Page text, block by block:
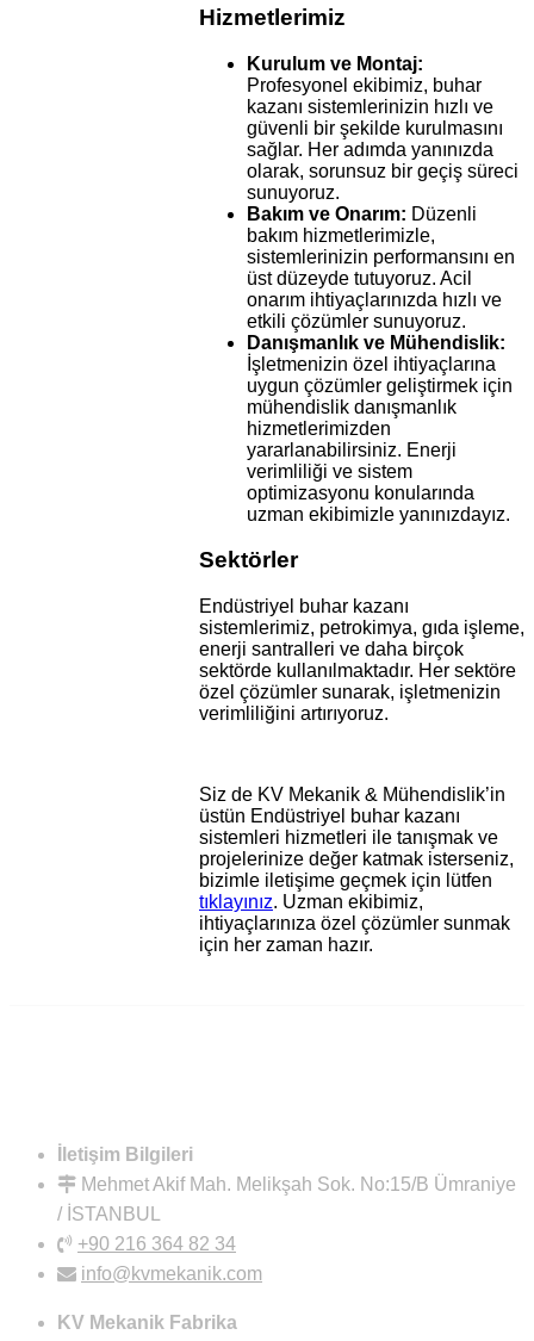
Hizmetlerimiz
Kurulum ve Montaj:
Profesyonel ekibimiz, buhar
kazanı sistemlerinizin hızlı ve
güvenli bir şekilde kurulmasını
sağlar. Her adımda yanınızda
olarak, sorunsuz bir geçiş süreci
sunuyoruz.
Bakım ve Onarım: Düzenli
bakım hizmetlerimizle,
sistemlerinizin performansını en
üst düzeyde tutuyoruz. Acil
onarım ihtiyaçlarınızda hızlı ve
etkili çözümler sunuyoruz.
Danışmanlık ve Mühendislik:
İşletmenizin özel ihtiyaçlarına
uygun çözümler geliştirmek için
mühendislik danışmanlık
hizmetlerimizden
yararlanabilirsiniz. Enerji
verimliliği ve sistem
optimizasyonu konularında
uzman ekibimizle yanınızdayız.
Sektörler
Endüstriyel buhar kazanı
sistemlerimiz, petrokimya, gıda işleme,
enerji santralleri ve daha birçok
sektörde kullanılmaktadır. Her sektöre
özel çözümler sunarak, işletmenizin
verimliliğini artırıyoruz.
Siz de KV Mekanik & Mühendislik’in
üstün Endüstriyel buhar kazanı
sistemleri hizmetleri ile tanışmak ve
projelerinize değer katmak isterseniz,
bizimle iletişime geçmek için lütfen
tıklayınız. Uzman ekibimiz,
ihtiyaçlarınıza özel çözümler sunmak
için her zaman hazır.
İletişim Bilgileri
Mehmet Akif Mah. Melikşah Sok. No:15/B Ümraniye
/ İSTANBUL
+90 216 364 82 34
info@kvmekanik.com
KV Mekanik Fabrika